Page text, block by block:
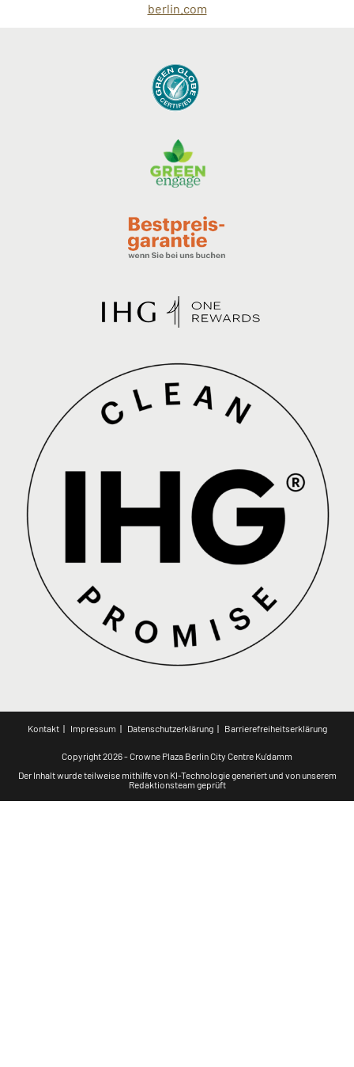
berlin.com
Kontakt Impressum Datenschutzerklärung Barrierefreiheitserklärung
Copyright 2026 - Crowne Plaza Berlin City Centre Ku'damm
Der Inhalt wurde teilweise mithilfe von KI-Technologie generiert und von unserem
Redaktionsteam geprüft